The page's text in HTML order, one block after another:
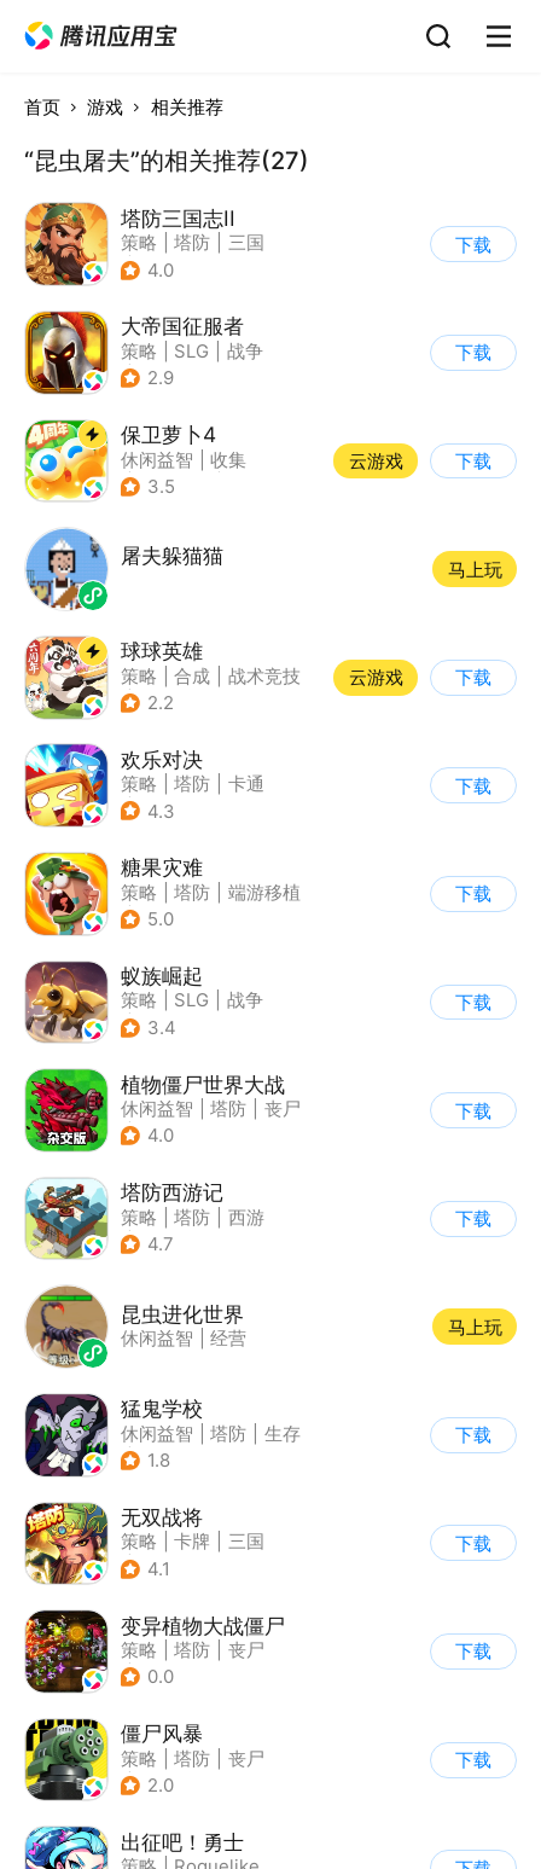
首页 游戏 相关推荐
“昆虫屠夫”的相关推荐(27)
塔防三国志II
策略 塔防
三国
| 卡通
4.0
下载
大帝国征服者
策略 SLG
战争
| 帝国时代
2.9
下载
保卫萝卜4
休闲益智
收集
| 保卫萝卜
3.5
云游戏 下载
屠夫躲猫猫
马上玩
球球英雄
策略 合成
战术竞技
| 创酷
2.2
云游戏 下载
欢乐对决
策略 塔防
卡通
| 卡牌
4.3
下载
糖果灾难
策略 塔防
端游移植
| 卡通
5.0
下载
蚁族崛起
策略 SLG
战争
| 卡通
3.4
下载
植物僵尸世界大战
休闲益智 塔防
丧尸
| 卡通
4.0
下载
塔防西游记
策略 塔防
西游
| 萌系
4.7
下载
昆虫进化世界
休闲益智 经营
马上玩
猛鬼学校
休闲益智 塔防
生存
| 暗黑
1.8
下载
无双战将
策略 卡牌
三国
| 中国风
4.1
下载
变异植物大战僵尸
策略 塔防
丧尸
| 卡通
0.0
下载
僵尸风暴
策略 塔防
丧尸
| 卡通
2.0
下载
出征吧！勇士